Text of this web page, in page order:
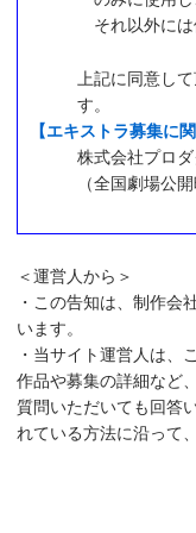
それ以外に
上記に同意し
す。
【エキストラ募集に
株式会社プロ
（全国劇場公
＜運営人から＞
・この告知は、制作会
います。
・当サイト運営人は、
作品や募集の詳細など
質問いただいても回答
れている方法に沿って